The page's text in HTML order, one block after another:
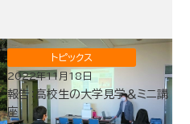
トピックス
2022年11月18日
報告：高校生の大学見学＆ミニ講
座